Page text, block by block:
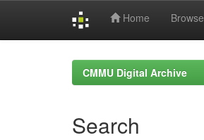
Home Browse
CMMU Digital Archive
Search